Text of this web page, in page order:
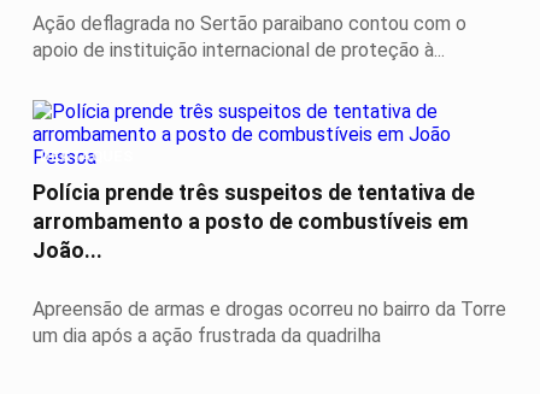
Ação deflagrada no Sertão paraibano contou com o
apoio de instituição internacional de proteção à...
DESTAQUES
Polícia prende três suspeitos de tentativa de
arrombamento a posto de combustíveis em
João...
Apreensão de armas e drogas ocorreu no bairro da Torre
um dia após a ação frustrada da quadrilha